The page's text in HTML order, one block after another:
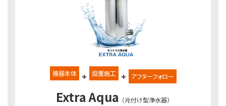
機器本体 + 設置施工 + アフターフォロー
Extra Aqua （元付け型浄水器）